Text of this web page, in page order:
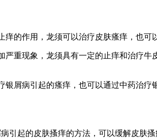
的作用，龙须可以治疗皮肤瘙痒，也可
重现象，龙须具有一定的止痒和治疗牛
屑病引起的瘙痒，也可以通过中药治疗
引起的皮肤搔痒的方法，可以缓解皮肤搔